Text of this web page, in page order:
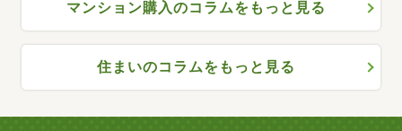
マンション購入のコラムをもっと見る
住まいのコラムをもっと見る